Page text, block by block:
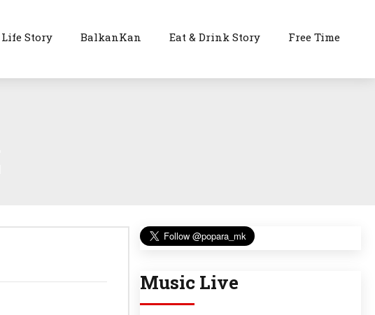
Life Story BalkanKan Eat & Drink Story Free Time
Music Live